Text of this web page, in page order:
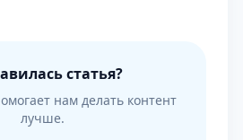
статья?
нам делать контент
лучше.